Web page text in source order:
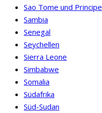
Sao Tome und Principe
Sambia
Senegal
Seychellen
Sierra Leone
Simbabwe
Somalia
Südafrika
Süd-Sudan